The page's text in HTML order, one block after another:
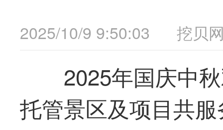
2025/10/9 9:50:03 挖贝
2025年国庆中
托管景区及项目共